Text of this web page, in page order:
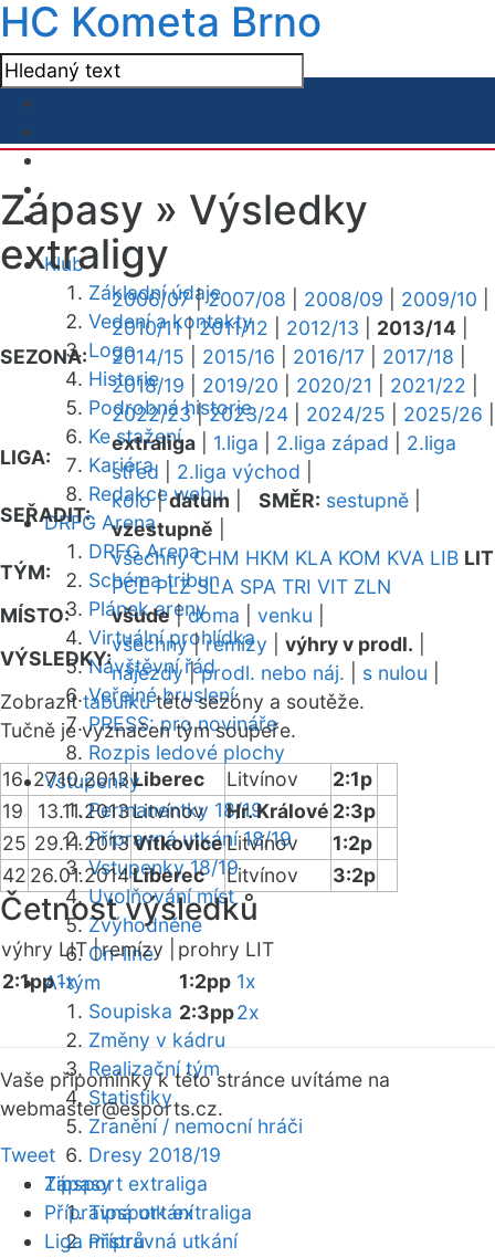
HC Kometa Brno
Klub
Základní údaje
Vedení a kontakty
Logo
Historie
Podrobná historie
Ke stažení
Kariéra
Redakce webu
DRFG Arena
DRFG Arena
Schéma tribun
Plánek areny
Virtuální prohlídka
Návštěvní řád
Veřejné bruslení
PRESS: pro novináře
Rozpis ledové plochy
Vstupenky
Permanentky 18/19
Přípravná utkání 18/19
Vstupenky 18/19
Uvolňování míst
Zvýhodněné
On-line
A-tým
Soupiska
Změny v kádru
Realizační tým
Statistiky
Zranění / nemocní hráči
Dresy 2018/19
Zápasy
Tipsport extraliga
Přípravná utkání
Zápasy » Výsledky
extraligy
SEZONA:
2006/07|2007/08 2008/09 2009/10
2010/11|2011/12 2012/13 2013/14
2014/15
2015/16 2016/17 2017/18
2018/19
2019/20 2020/21 2021/22
2022/23|2023/24 2024/25 2025/26
LIGA:
extraliga 1.liga 2.liga západ
2.liga
střed
2.liga východ
SEŘADIT:
kolo|datum SMĚR: sestupně
vzestupně
TÝM:
všechny CHM HKM KLA KOM KVA LIB LIT
PCE PLZ SLA SPA TRI VIT ZLN
MÍSTO:
všude|doma venku
VÝSLEDKY:
všechny|remízy výhry v prodl.
nájezdy|prodl. nebo náj. s nulou
Zobrazittabulkutéto sezóny a soutěže.
Tučně je vyznačen tým soupeře.
16 27.10.2013Liberec Litvínov
2:1p
19
13.11.2013Litvínov Hr. Králové 2:3p
25 29.11.2013VítkoviceLitvínov
1:2p
42 26.01.2014Liberec Litvínov 3:2p
Četnost výsledků
výhry LIT |remízy |
prohry LIT
2:1pp1x 1:2pp 1x
2:3pp2x
Vaše připomínky k této stránce uvítáme na
webmaster@esports.cz.
Tweet
Tipsport extraliga
Přípravná utkání
Liga mistrů